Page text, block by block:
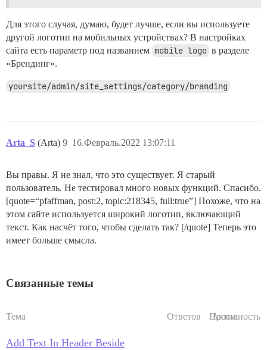
Для этого случая, думаю, будет лучше, если вы используете
другой логотип на мобильных устройствах? В настройках
сайта есть параметр под названием mobile logo в разделе
«Брендинг».
yoursite/admin/site_settings/category/branding
Arta_S (Arta) 16.Февраль.2022 13:07:11
9
Вы правы. Я не знал, что это существует. Я старый
пользователь. Не тестировал много новых функций. Спасибо.
[quote=“pfaffman, post:2, topic:218345, full:true”] Похоже, что на
этом сайте используется широкий логотип, включающий
текст. Как насчёт того, чтобы сделать так? [/quote] Теперь это
имеет больше смысла.
Связанные темы
Тема Ответов Просм.
Активность
Add Text In Header Beside